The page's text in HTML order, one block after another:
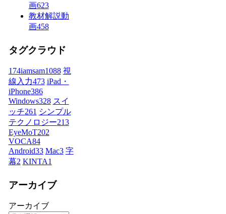
画623
教材解説動
画458
タグクラウド
174iamsam1088 視
線入力473 iPad・
iPhone386
Windows328 スイ
ッチ261 シンプル
テクノロジー213
EyeMoT202
VOCA84
Android33 Mac3 字
幕2 KINTA1
アーカイブ
アーカイブ